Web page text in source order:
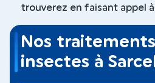
trouverez en faisant appel à
Nos
insectes à